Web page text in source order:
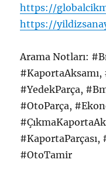
https://
https://
Arama Notları:
#KaportaAksamı,
#YedekParça,
#OtoParça,
#KaportaParçası,
#OtoTamir